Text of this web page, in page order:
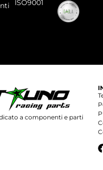
ISO9001
a componenti e parti